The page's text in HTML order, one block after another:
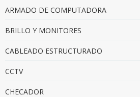
ARMADO DE COMPUTADORA
BRILLO Y MONITORES
CABLEADO ESTRUCTURADO
CCTV
CHECADOR